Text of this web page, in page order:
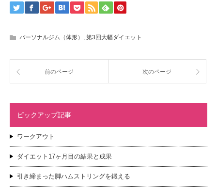
パーソナルジム（体形） , 第3回大幅ダイエット
前のページ 次のページ
ピックアップ記事
ワークアウト
ダイエット17ヶ月目の結果と成果
引き締まった脚ハムストリングを鍛える